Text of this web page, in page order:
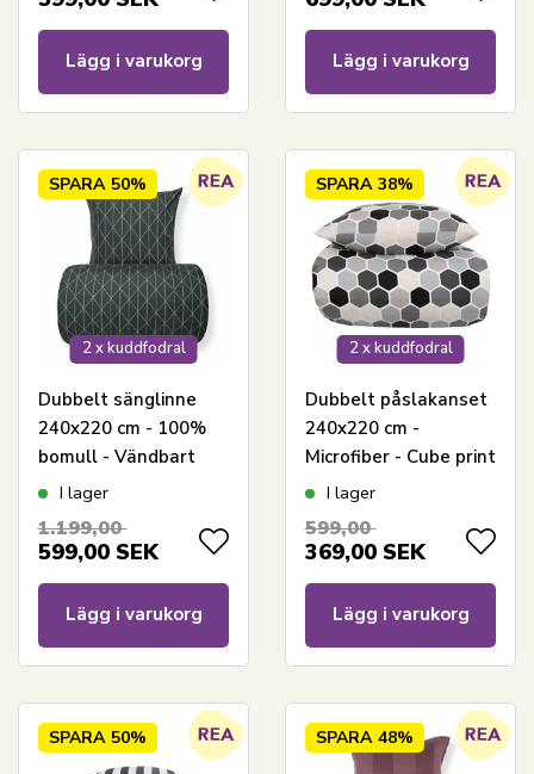
Lägg i varukorg Lägg i varukorg
2 x kuddfodral
SPARA 50%
Dubbelt sänglinne
240x220 cm - 100%
bomull - Vändbart
med grönt
I lager
1.199,00
599,00 SEK
Lägg i varukorg
2 x kuddfodral
SPARA 38%
Dubbelt påslakanset
240x220 cm -
Microfiber - Cube print
I lager
599,00
369,00 SEK
Lägg i varukorg
SPARA 50% SPARA 48%